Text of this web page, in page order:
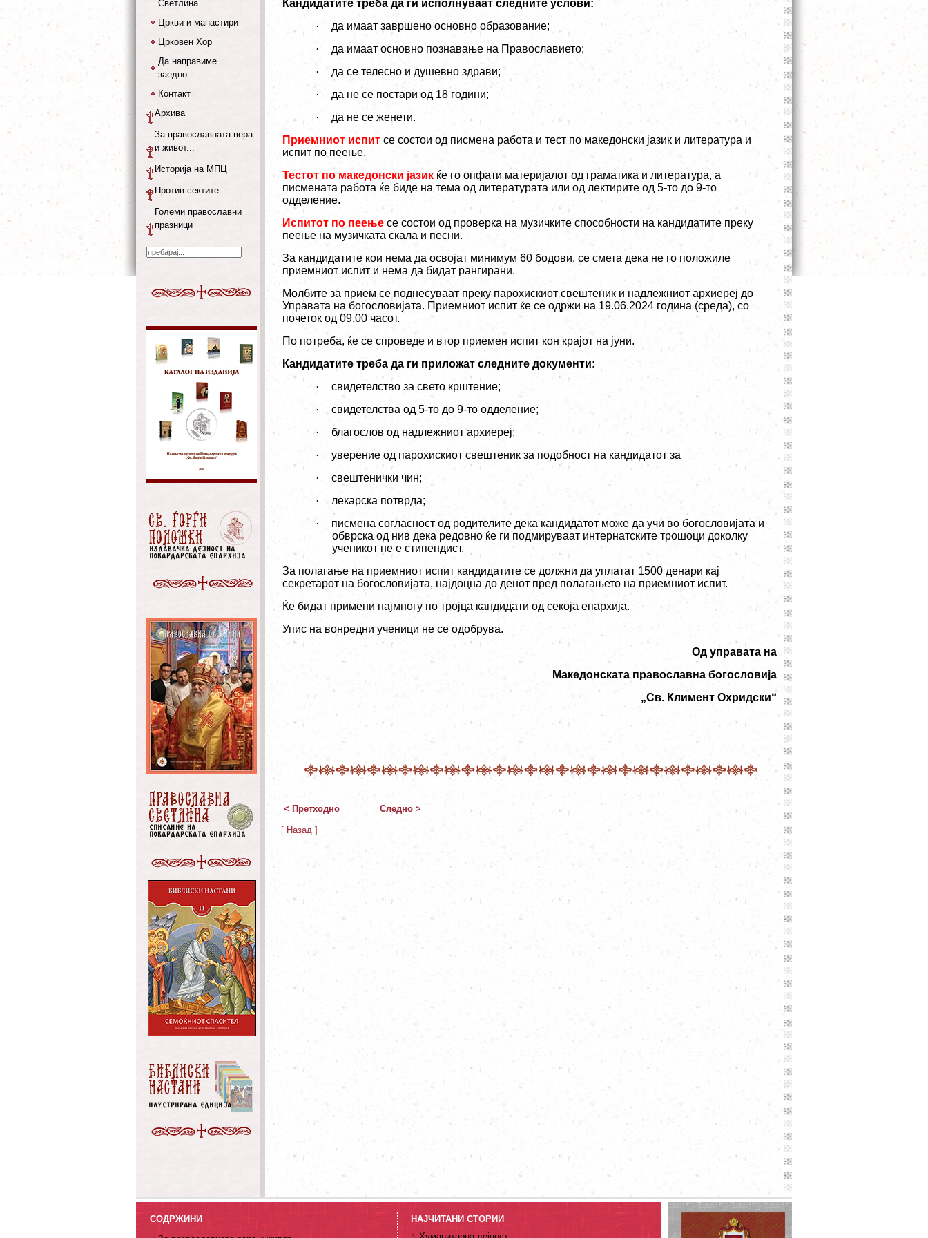
Кандидатите треба да ги исполнуваат следните услови:
·
да имаат завршено основно образование;
·
да имаат основно познавање на Православието;
·
да се телесно и душевно здрави;
·
да не се постари од 18 години;
·
да не се женети.
Приемниот испит се состои од писмена работа и тест по македонски јазик и литература и
испит по пеење.
Тестот по македонски јазик ќе го опфати материјалот од граматика и литература, а
писмената работа ќе биде на тема од литературата или од лектирите од 5-то до 9-то
одделение.
Испитот по пеење се состои од проверка на музичките способности на кандидатите преку
пеење на музичката скала и песни.
За кандидатите кои нема да освојат минимум 60 бодови, се смета дека не го положиле
приемниот испит и нема да бидат рангирани.
Молбите за прием се поднесуваат преку парохискиот свештеник и надлежниот архиереј до
Управата на богословијата. Приемниот испит ќе се одржи на 19.06.2024 година (среда), со
почеток од 09.00 часот.
По потреба, ќе се спроведе и втор приемен испит кон крајот на јуни.
Кандидатите треба да ги приложат следните документи:
·
свидетелство за свето крштение;
·
свидетелства од 5-то до 9-то одделение;
·
благослов од надлежниот архиереј;
·
уверение од парохискиот свештеник за подобност на кандидатот за
·
свештенички чин;
·
лекарска потврда;
·
писмена согласност од родителите дека кандидатот може да учи во богословијата и
обврска од нив дека редовно ќе ги подмируваат интернатските трошоци доколку
ученикот не е стипендист.
За полагање на приемниот испит кандидатите се должни да уплатат 1500 денари кај
секретарот на богословијата, најдоцна до денот пред полагањето на приемниот испит.
Ќе бидат примени најмногу по тројца кандидати од секоја епархија.
Упис на вонредни ученици не се одобрува.
Од управата на
Македонската православна богословија
„Св. Климент Охридски“
< Претходно Следно >
[ Назад ]
Светлина
Цркви и манастири
Црковен Хор
Да направиме
заедно...
Контакт
Архива
За православната вера
и живот...
Историја на МПЦ
Против сектите
Големи православни
празници
СОДРЖИНИ
НАЈЧИТАНИ СТОРИИ